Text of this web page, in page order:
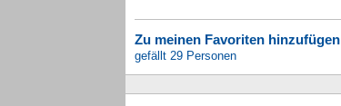
Zu meinen Favoriten hinzufügen
gefällt 29 Personen